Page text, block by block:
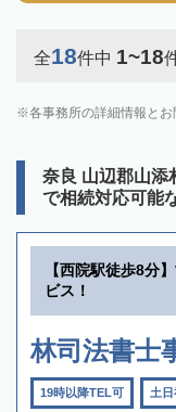
全18件中 1~18
各事務所の詳細情報と
奈良 山辺郡山添
で相続対応可能
【西院駅徒歩8分
ビス！
林司法書士
19時以降TEL可 土